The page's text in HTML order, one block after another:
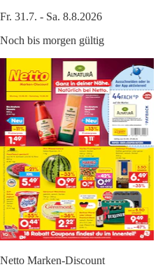
Fr. 31.7. - Sa. 8.8.2026
Noch bis morgen gültig
Netto Marken-Discount